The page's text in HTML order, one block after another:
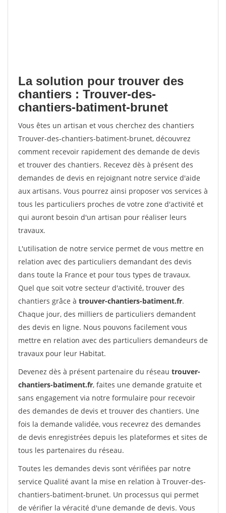
La solution pour trouver des
chantiers : Trouver-des-
chantiers-batiment-brunet
Vous êtes un artisan et vous cherchez des chantiers
Trouver-des-chantiers-batiment-brunet, découvrez
comment recevoir rapidement des demande de devis
et trouver des chantiers. Recevez dès à présent des
demandes de devis en rejoignant notre service d'aide
aux artisans. Vous pourrez ainsi proposer vos services à
tous les particuliers proches de votre zone d'activité et
qui auront besoin d'un artisan pour réaliser leurs
travaux.
L'utilisation de notre service permet de vous mettre en
relation avec des particuliers demandant des devis
dans toute la France et pour tous types de travaux.
Quel que soit votre secteur d'activité, trouver des
chantiers grâce à trouver-chantiers-batiment.fr.
Chaque jour, des milliers de particuliers demandent
des devis en ligne. Nous pouvons facilement vous
mettre en relation avec des particuliers demandeurs de
travaux pour leur Habitat.
Devenez dès à présent partenaire du réseau trouver-
chantiers-batiment.fr, faites une demande gratuite et
sans engagement via notre formulaire pour recevoir
des demandes de devis et trouver des chantiers. Une
fois la demande validée, vous recevrez des demandes
de devis enregistrées depuis les plateformes et sites de
tous les partenaires du réseau.
Toutes les demandes devis sont vérifiées par notre
service Qualité avant la mise en relation à Trouver-des-
chantiers-batiment-brunet. Un processus qui permet
de vérifier la véracité d'une demande de devis. Vous